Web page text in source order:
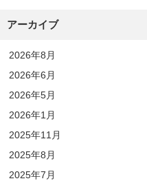
アーカイブ
2026年8月
2026年6月
2026年5月
2026年1月
2025年11月
2025年8月
2025年7月